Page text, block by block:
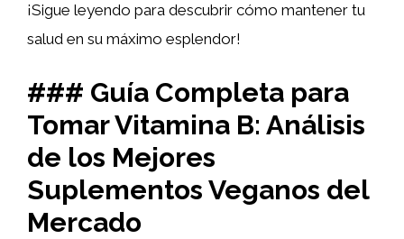
¡Sigue leyendo para descubrir cómo mantener tu
salud en su máximo esplendor!
### Guía Completa para
Tomar Vitamina B: Análisis
de los Mejores
Suplementos Veganos del
Mercado